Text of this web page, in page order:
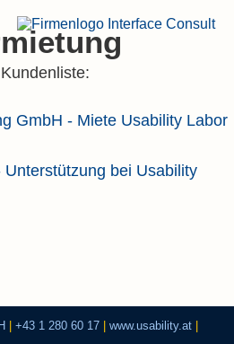
GmbH - Miete Usability Labor
bei Usability
+43 1 280 60 17 www.usability.at